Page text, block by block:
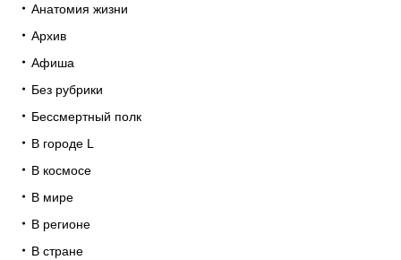
Анатомия жизни
Архив
Афиша
Без рубрики
Бессмертный полк
В городе L
В космосе
В мире
В регионе
В стране